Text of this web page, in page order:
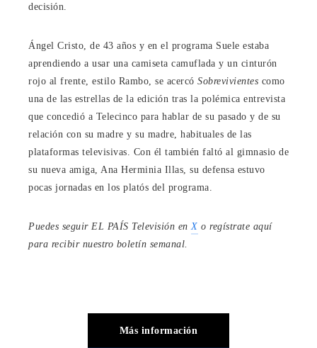
decisión.
Ángel Cristo, de 43 años y en el programa Suele estaba
aprendiendo a usar una camiseta camuflada y un cinturón
rojo al frente, estilo Rambo, se acercó Sobrevivientes como
una de las estrellas de la edición tras la polémica entrevista
que concedió a Telecinco para hablar de su pasado y de su
relación con su madre y su madre, habituales de las
plataformas televisivas. Con él también faltó al gimnasio de
su nueva amiga, Ana Herminia Illas, su defensa estuvo
pocas jornadas en los platós del programa.
Puedes seguir EL PAÍS Televisión en X o regístrate aquí
para recibir nuestro boletín semanal
Más información